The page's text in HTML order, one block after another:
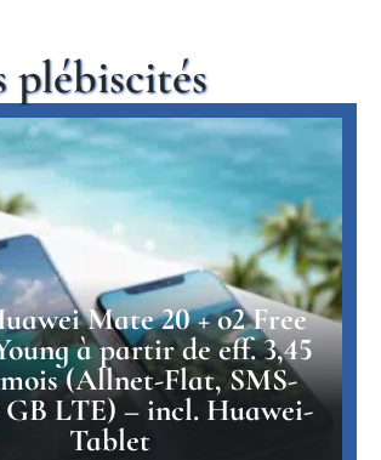
plébiscités
Mate 20 + o2 Free
à partir de eff. 3,45
(Allnet-Flat, SMS-
GB LTE) – incl. Huawei-
Tablet